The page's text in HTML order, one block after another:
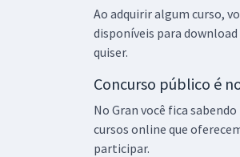
Ao adquirir algum curso,
disponíveis para
quiser.
Concurso público é
No Gran você fica
cursos online que
participar.